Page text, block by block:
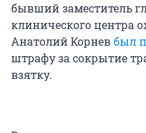
бывший заместитель
клинического центра
Анатолий Корневбыл
штрафу за сокрытие
взятку.